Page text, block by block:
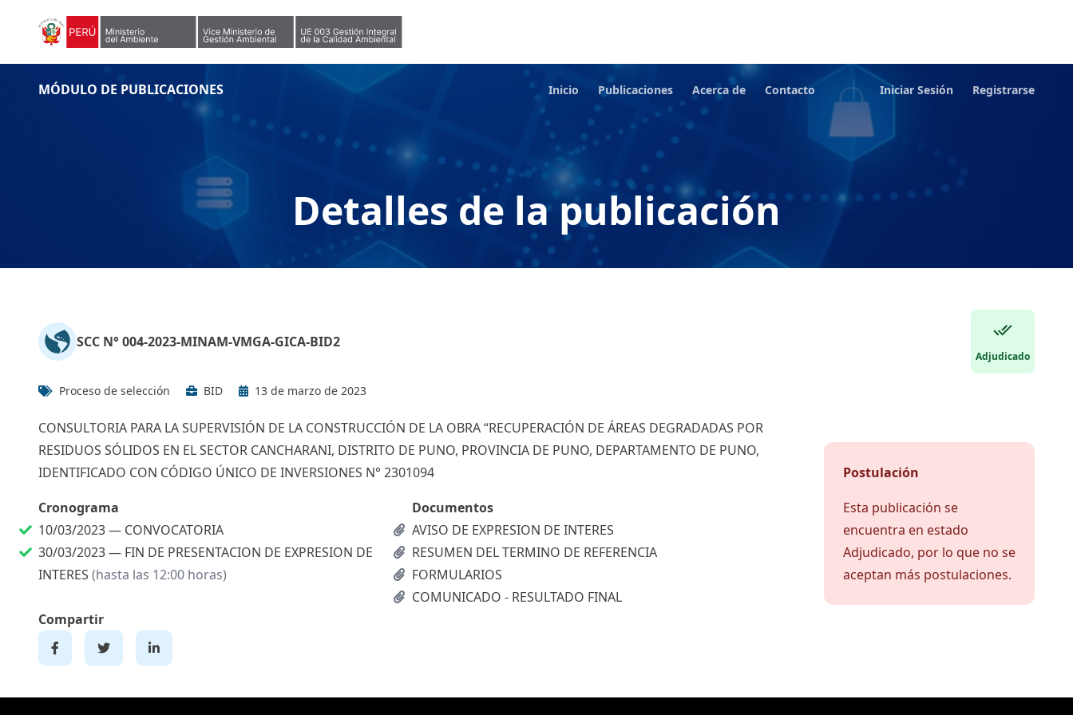
MÓDULO DE PUBLICACIONES Inicio Publicaciones Acerca de Contacto Iniciar Sesión Registrarse
Detalles de la publicación
SCC N° 004-2023-MINAM-VMGA-GICA-BID2
Adjudicado
Proceso de selección BID 13 de marzo de 2023
CONSULTORIA PARA LA SUPERVISIÓN DE LA CONSTRUCCIÓN DE LA OBRA “RECUPERACIÓN DE ÁREAS DEGRADADAS POR
RESIDUOS SÓLIDOS EN EL SECTOR CANCHARANI, DISTRITO DE PUNO, PROVINCIA DE PUNO, DEPARTAMENTO DE PUNO,
IDENTIFICADO CON CÓDIGO ÚNICO DE INVERSIONES N° 2301094
Cronograma
10/03/2023 — CONVOCATORIA
30/03/2023 — FIN DE PRESENTACION DE EXPRESION DE
INTERES (hasta las 12:00 horas)
Documentos
AVISO DE EXPRESION DE INTERES
RESUMEN DEL TERMINO DE REFERENCIA
FORMULARIOS
COMUNICADO - RESULTADO FINAL
Compartir
Postulación
Esta publicación se
encuentra en estado
Adjudicado, por lo que no se
aceptan más postulaciones.